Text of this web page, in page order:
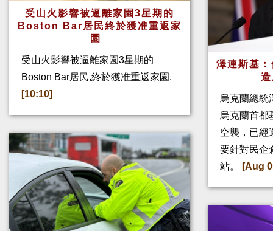
受山火影響被逼離家園3星期的
Boston Bar居民終於獲准重返家
園
受山火影響被逼離家園3星期的
Boston Bar居民,終於獲准重返家園.
[10:10]
澤連斯基
烏克蘭總統
烏克蘭首都
空襲，已經
要針對民企
站。
[Aug